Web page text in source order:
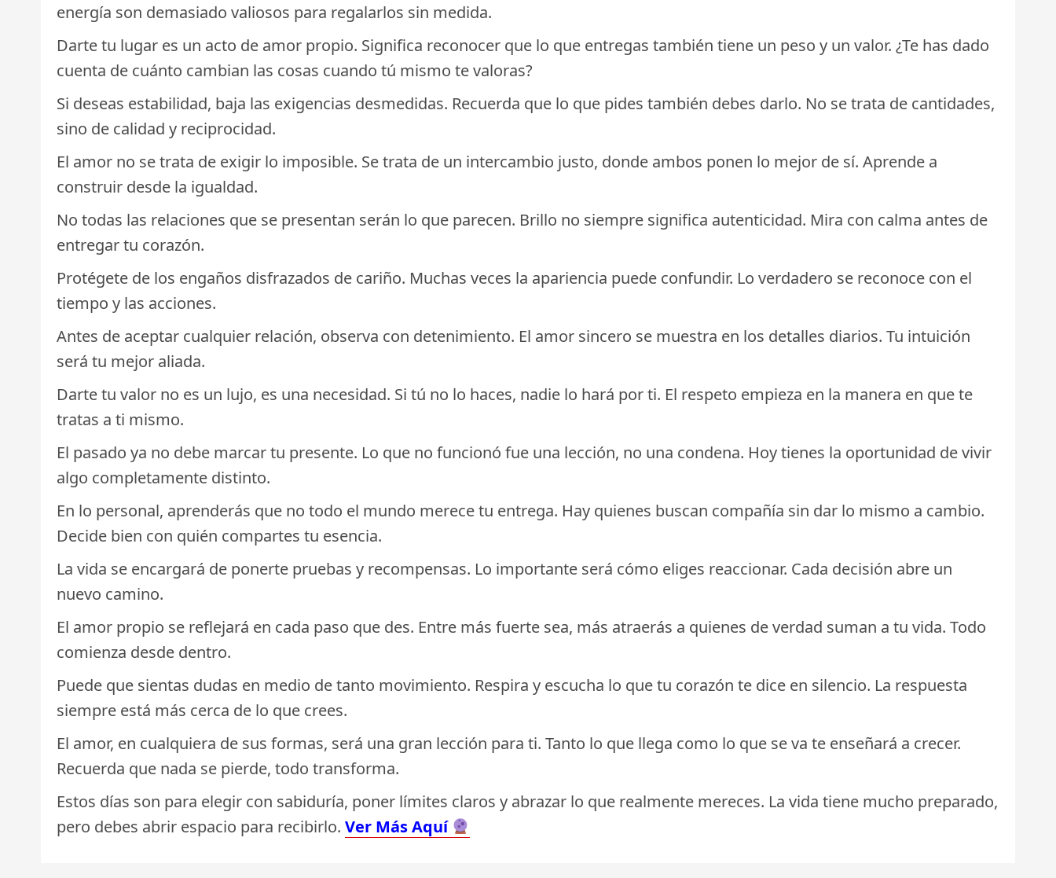
energía son demasiado valiosos para regalarlos sin medida.
Darte tu lugar es un acto de amor propio. Significa reconocer que lo que entregas también tiene un peso y un valor. ¿Te has dado
cuenta de cuánto cambian las cosas cuando tú mismo te valoras?
Si deseas estabilidad, baja las exigencias desmedidas. Recuerda que lo que pides también debes darlo. No se trata de cantidades,
sino de calidad y reciprocidad.
El amor no se trata de exigir lo imposible. Se trata de un intercambio justo, donde ambos ponen lo mejor de sí. Aprende a
construir desde la igualdad.
No todas las relaciones que se presentan serán lo que parecen. Brillo no siempre significa autenticidad. Mira con calma antes de
entregar tu corazón.
Protégete de los engaños disfrazados de cariño. Muchas veces la apariencia puede confundir. Lo verdadero se reconoce con el
tiempo y las acciones.
Antes de aceptar cualquier relación, observa con detenimiento. El amor sincero se muestra en los detalles diarios. Tu intuición
será tu mejor aliada.
Darte tu valor no es un lujo, es una necesidad. Si tú no lo haces, nadie lo hará por ti. El respeto empieza en la manera en que te
tratas a ti mismo.
El pasado ya no debe marcar tu presente. Lo que no funcionó fue una lección, no una condena. Hoy tienes la oportunidad de vivir
algo completamente distinto.
En lo personal, aprenderás que no todo el mundo merece tu entrega. Hay quienes buscan compañía sin dar lo mismo a cambio.
Decide bien con quién compartes tu esencia.
La vida se encargará de ponerte pruebas y recompensas. Lo importante será cómo eliges reaccionar. Cada decisión abre un
nuevo camino.
El amor propio se reflejará en cada paso que des. Entre más fuerte sea, más atraerás a quienes de verdad suman a tu vida. Todo
comienza desde dentro.
Puede que sientas dudas en medio de tanto movimiento. Respira y escucha lo que tu corazón te dice en silencio. La respuesta
siempre está más cerca de lo que crees.
El amor, en cualquiera de sus formas, será una gran lección para ti. Tanto lo que llega como lo que se va te enseñará a crecer.
Recuerda que nada se pierde, todo transforma.
Estos días son para elegir con sabiduría, poner límites claros y abrazar lo que realmente mereces. La vida tiene mucho preparado,
pero debes abrir espacio para recibirlo. Ver Más Aquí